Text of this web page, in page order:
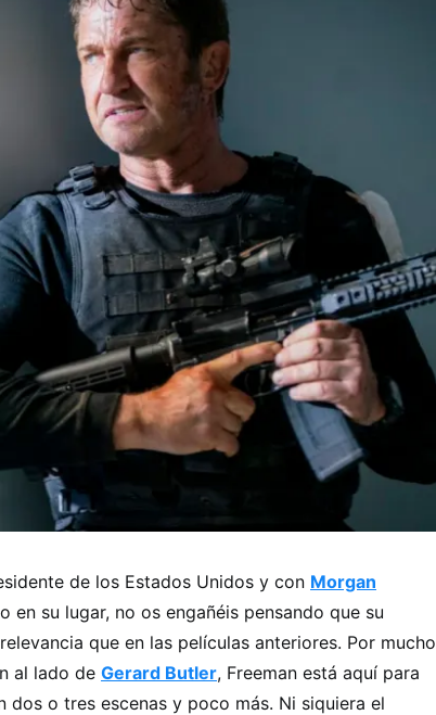
de los Estados Unidos y con Morgan
en su lugar, no os engañéis pensando que su
que en las películas anteriores. Por mucho
al lado de Gerard Butler, Freeman está aquí para
dos o tres escenas y poco más. Ni siquiera el